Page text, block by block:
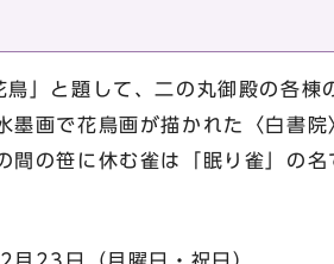
」と題して、二の丸御殿の各棟
画で花鳥画が描かれた〈白書
の笹に休む雀は「眠り雀」の名